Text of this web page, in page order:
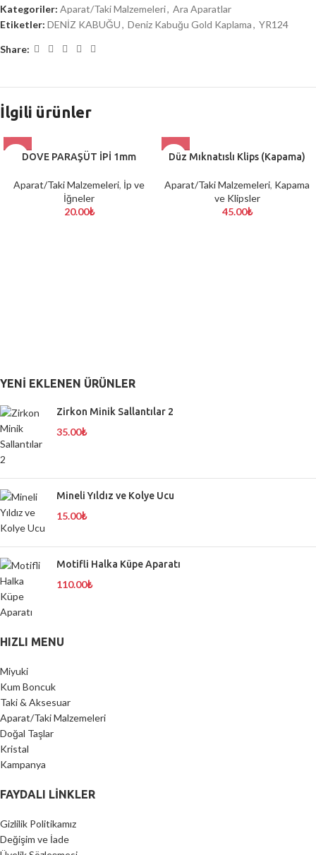
Kategoriler: Aparat/Taki Malzemeleri, Ara Aparatlar
Etiketler: DENİZ KABUĞU, Deniz Kabuğu Gold Kaplama, YR124
Share:
İlgili ürünler
DOVE PARAŞÜT İPİ 1mm
Aparat/Taki Malzemeleri, İp ve
İğneler
20.00₺
Düz Mıknatıslı Klips (Kapama)
Aparat/Taki Malzemeleri, Kapama
ve Klipsler
45.00₺
YENI EKLENEN ÜRÜNLER
Zirkon Minik Sallantılar 2
35.00₺
Mineli Yıldız ve Kolye Ucu
15.00₺
Motifli Halka Küpe Aparatı
110.00₺
HIZLI MENU
Miyuki
Kum Boncuk
Taki & Aksesuar
Aparat/Taki Malzemeleri
Doğal Taşlar
Kristal
Kampanya
FAYDALI LİNKLER
Gizlilik Politikamız
Değişim ve İade